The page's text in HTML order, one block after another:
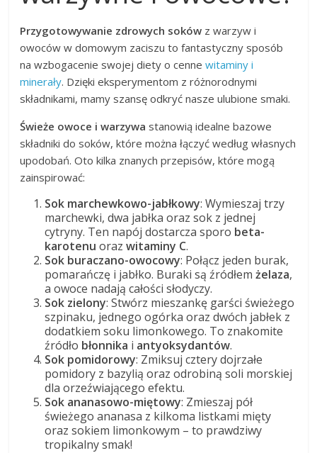
Przygotowywanie zdrowych soków z warzyw i
owoców w domowym zaciszu to fantastyczny sposób
na wzbogacenie swojej diety o cennewitaminy i
minerały. Dzięki eksperymentom z różnorodnymi
składnikami, mamy szansę odkryć nasze ulubione smaki.
Świeże owoce i warzywa stanowią idealne bazowe
składniki do soków, które można łączyć według własnych
upodobań. Oto kilka znanych przepisów, które mogą
zainspirować:
Sok marchewkowo-jabłkowy: Wymieszaj trzy
marchewki, dwa jabłka oraz sok z jednej
cytryny. Ten napój dostarcza sporo beta-
karotenu orazwitaminy C.
Sok buraczano-owocowy: Połącz jeden burak,
pomarańczę i jabłko. Buraki są źródłemżelaza,
a owoce nadają całości słodyczy.
Sok zielony: Stwórz mieszankę garści świeżego
szpinaku, jednego ogórka oraz dwóch jabłek z
dodatkiem soku limonkowego. To znakomite
źródło błonnika i antyoksydantów.
Sok pomidorowy: Zmiksuj cztery dojrzałe
pomidory z bazylią oraz odrobiną soli morskiej
dla orzeźwiającego efektu.
Sok ananasowo-miętowy: Zmieszaj pół
świeżego ananasa z kilkoma listkami mięty
oraz sokiem limonkowym – to prawdziwy
tropikalny smak!